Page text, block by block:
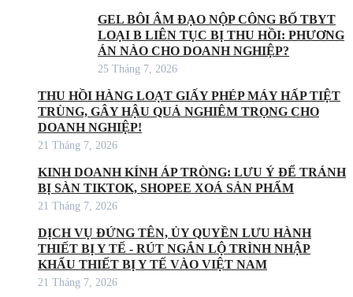
GEL BÔI ÂM ĐẠO NỘP CÔNG BỐ TBYT
LOẠI B LIÊN TỤC BỊ THU HỒI: PHƯƠNG
ÁN NÀO CHO DOANH NGHIỆP?
25 Tháng 7, 2026
THU HỒI HÀNG LOẠT GIẤY PHÉP MÁY HẤP TIỆT
TRÙNG, GÂY HẬU QUẢ NGHIÊM TRỌNG CHO
DOANH NGHIỆP!
21 Tháng 7, 2026
KINH DOANH KÍNH ÁP TRÒNG: LƯU Ý ĐỂ TRÁNH
BỊ SÀN TIKTOK, SHOPEE XOÁ SẢN PHẨM
21 Tháng 7, 2026
DỊCH VỤ ĐỨNG TÊN, ỦY QUYỀN LƯU HÀNH
THIẾT BỊ Y TẾ - RÚT NGẮN LỘ TRÌNH NHẬP
KHẨU THIẾT BỊ Y TẾ VÀO VIỆT NAM
21 Tháng 7, 2026